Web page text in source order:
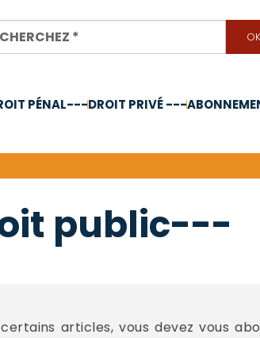
PÉNAL---DROIT PRIVÉ ---
public---
articles, vous devez vous